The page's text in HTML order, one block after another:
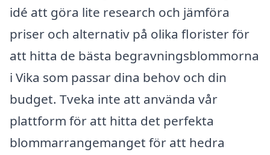
idé att göra lite research och jämföra
priser och alternativ på olika florister för
att hitta de bästa begravningsblommorna
i Vika som passar dina behov och din
budget. Tveka inte att använda vår
plattform för att hitta det perfekta
blommarrangemanget för att hedra